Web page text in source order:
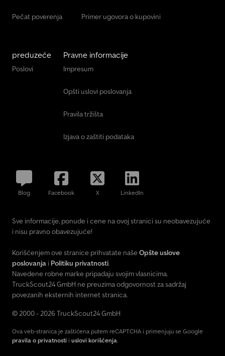
Pečat poverenja Primer ugovora o kupovini
preduzeće
Poslovi
Pravne informacije
Impresum
Opšti uslovi poslovanja
Pravila tržišta
Izjava o zaštiti podataka
Blog Facebook X LinkedIn
Sve informacije, ponude i cene na ovoj stranici su neobavezujuće
i nisu pravno obavezujuće!
Korišćenjem ove stranice prihvatate naše Opšte uslove
poslovanja i Politiku privatnosti.
Navedene robne marke pripadaju svojim vlasnicima.
TruckScout24 GmbH ne preuzima odgovornost za sadržaj
povezanih eksternih internet stranica.
© 2000 - 2026 TruckScout24 GmbH
Ova veb-stranica je zaštićena putem reCAPTCHA i primenjuju se Google
pravila o privatnosti i uslovi korišćenja